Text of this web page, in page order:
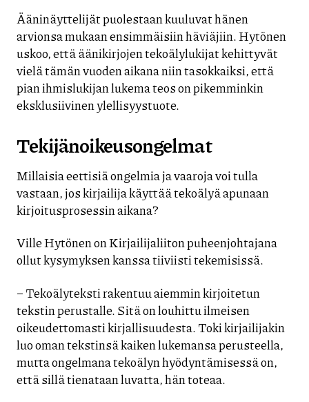
Ääninäyttelijät puolestaan kuuluvat hänen
arvionsa mukaan ensimmäisiin häviäjiin. Hytönen
uskoo, että äänikirjojen tekoälylukijat kehittyvät
vielä tämän vuoden aikana niin tasokkaiksi, että
pian ihmislukijan lukema teos on pikemminkin
eksklusiivinen ylellisyystuote.
Tekijänoikeusongelmat
Millaisia eettisiä ongelmia ja vaaroja voi tulla
vastaan, jos kirjailija käyttää tekoälyä apunaan
kirjoitusprosessin aikana?
Ville Hytönen on Kirjailijaliiton puheenjohtajana
ollut kysymyksen kanssa tiiviisti tekemisissä.
– Tekoälyteksti rakentuu aiemmin kirjoitetun
tekstin perustalle. Sitä on louhittu ilmeisen
oikeudettomasti kirjallisuudesta. Toki kirjailijakin
luo oman tekstinsä kaiken lukemansa perusteella,
mutta ongelmana tekoälyn hyödyntämisessä on,
että sillä tienataan luvatta, hän toteaa.